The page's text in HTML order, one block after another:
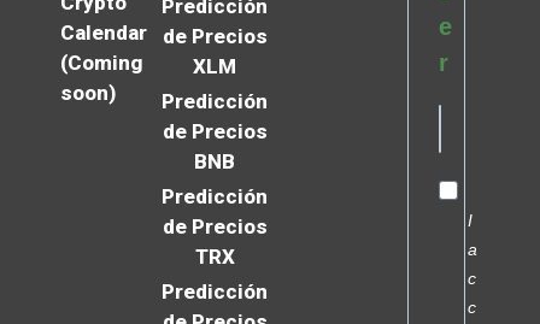
Calendar
(Coming
soon)
Predicción
de Precios
XLM
Predicción
de Precios
BNB
Predicción
de Precios
TRX
Predicción
e
r
I
a
c
c